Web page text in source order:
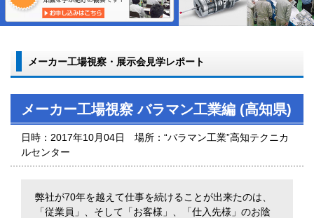
メーカー工場視察・展示会見学レポート
メーカー工場視察 バラマン工業編 (高知県)
日時： 2017年10月04日 場所： “バラマン工業”高知テクニカ
ルセンター
弊社が70年を越えて仕事を続けることが出来たのは、
「従業員」、そして「お客様」、「仕入先様」のお陰